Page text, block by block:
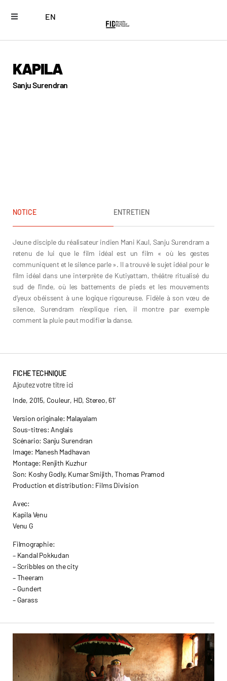
EN
KAPILA
Sanju Surendran
NOTICE ENTRETIEN
Jeune disciple du réalisateur indien Mani Kaul, Sanju Surendram a
retenu de lui que le film idéal est un film « où les gestes
communiquent et le silence parle ». Il a trouvé le sujet idéal pour le
film idéal dans une interprète de Kutiyattam, théâtre ritualisé du
sud de l’Inde, où les battements de pieds et les mouvements
d’yeux obéissent à une logique rigoureuse. Fidèle à son vœu de
silence, Surendram n’explique rien, il montre par exemple
comment la pluie peut modifier la danse.
FICHE TECHNIQUE
Ajoutez votre titre ici
Inde, 2015, Couleur, HD, Stereo, 61’
Version originale: Malayalam
Sous-titres: Anglais
Scénario: Sanju Surendran
Image: Manesh Madhavan
Montage: Renjith Kuzhur
Son: Koshy Godly, Kumar Smijith, Thomas Pramod
Production et distribution: Films Division
Avec:
Kapila Venu
Venu G
Filmographie:
– Kandal Pokkudan
– Scribbles on the city
– Theeram
– Gundert
– Garass